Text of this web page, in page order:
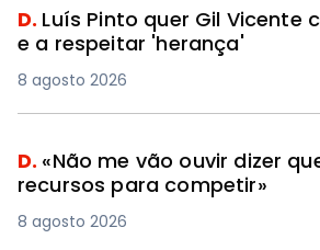
D. Luís Pinto quer Gil Vicente
e a respeitar 'herança'
8 agosto 2026
D. «Não me vão ouvir dizer
recursos para competir»
8 agosto 2026